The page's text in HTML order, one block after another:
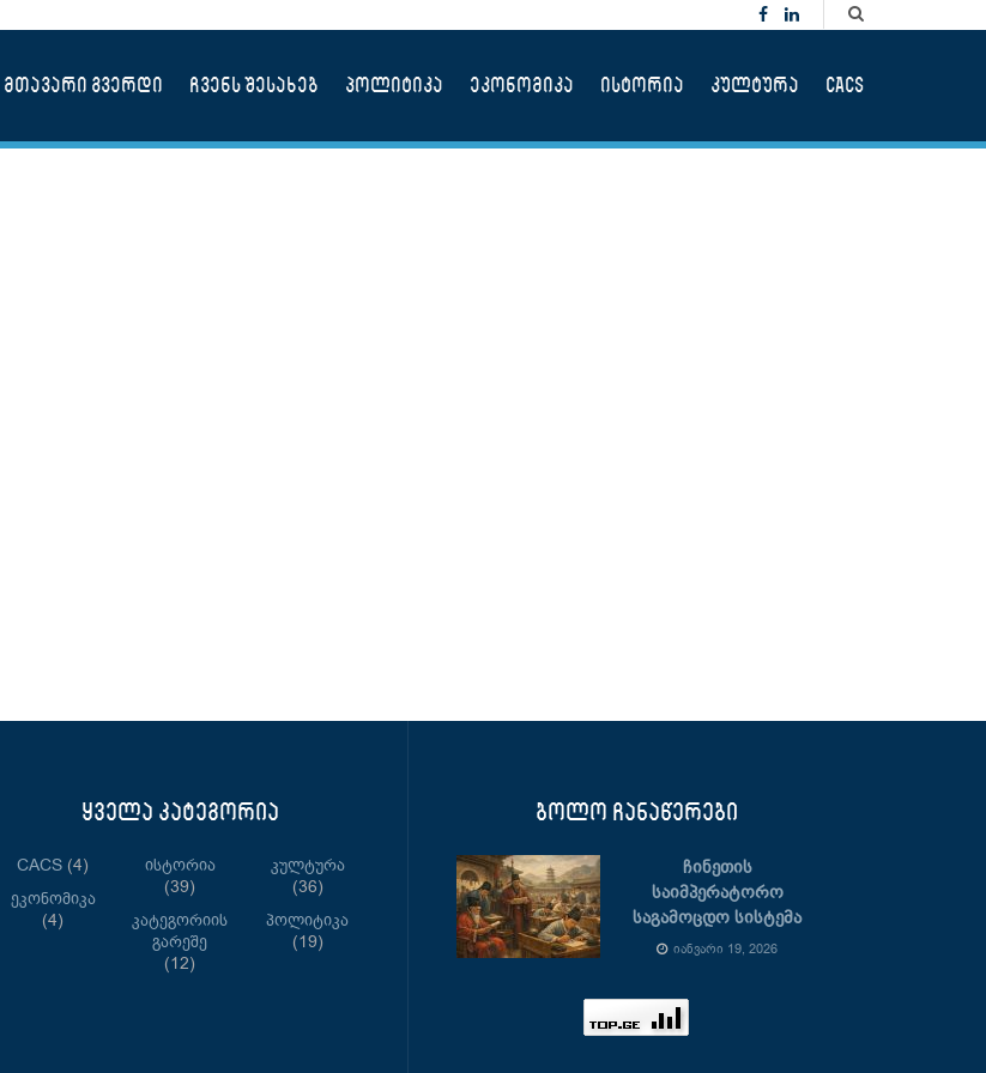
მთავარი გვერდი ჩვენს შესახებ პოლიტიკა ეკონომიკა ისტორია კულტურა CACS
ყველა კატეგორია
CACS (4)
Ეკონომიკა
(4)
Ისტორია
(39)
Კატეგორიის
Გარეშე
(12)
Კულტურა
(36)
Პოლიტიკა
(19)
ბოლო ჩანაწერები
ჩინეთის
საიმპერატორო
საგამოცდო სისტემა
ᲘᲐᲜᲕᲐᲠᲘ 19, 2026